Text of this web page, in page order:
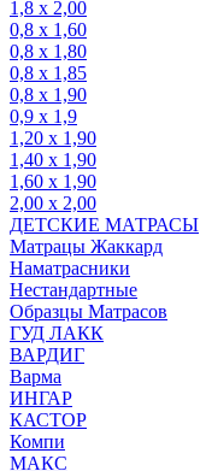
1,8 х 2,00
0,8 х 1,60
0,8 х 1,80
0,8 х 1,85
0,8 х 1,90
0,9 х 1,9
1,20 х 1,90
1,40 х 1,90
1,60 х 1,90
2,00 х 2,00
ДЕТСКИЕ МАТРАСЫ
Матрацы Жаккард
Наматрасники
Нестандартные
Образцы Матрасов
ГУД ЛАКК
ВАРДИГ
Варма
ИНГАР
КАСТОР
Компи
МАКС